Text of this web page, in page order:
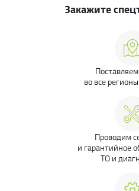
Закажите
во все
Проводим
и гарантийное
ТО и